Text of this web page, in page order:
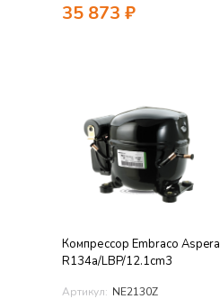
35 873 ₽
Компрессор Embraco Aspera
R134a/LBP/12.1cm3
Артикул: NE2130Z